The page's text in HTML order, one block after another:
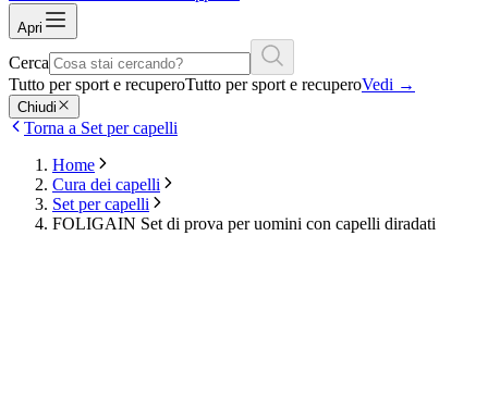
Apri
Cerca
Tutto per sport e recuperoTutto per sport e recuperoVedi →
Chiudi
Torna a Set per capelli
Home
Cura dei capelli
Set per capelli
FOLIGAIN Set di prova per uomini con capelli diradati